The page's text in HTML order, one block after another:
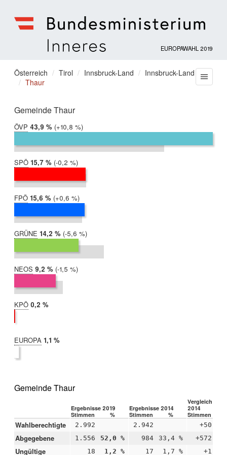
für
Inneres
EUROPAWAHL 2019
Sie
befinden
hier:
Österreich Tirol Innsbruck-Land
Innsbruck-Land
Thaur
Gemeinde Thaur
ÖVP 2019:
43,9 %
2014:
33,1 %
Differenz:
+10,8 %
SPÖ 2019:
15,7 %
2014:
15,9 %
Differenz:
-0,2 %
FPÖ 2019:
15,6 %
2014:
15,0 %
Differenz:
+0,6 %
GRÜNE 2019:
14,2 %
2014:
19,9 %
Differenz:
-5,6 %
NEOS 2019:
9,2 %
2014:
10,8 %
Differenz:
-1,5 %
KPÖ 2019:
0,2 %
EUROPA 2019:
1,1 %
Gemeinde Thaur
Ergebnisse 2019 Ergebnisse 2014
Vergleich
2014
Stimmen
% Stimmen % Stimmen
Wahlberechtigte 2.992 2.942 +50
Abgegebene 1.556 52,0 % 984 33,4 % +572
Ungültige 18 1,2 % 17 1,7 % +1